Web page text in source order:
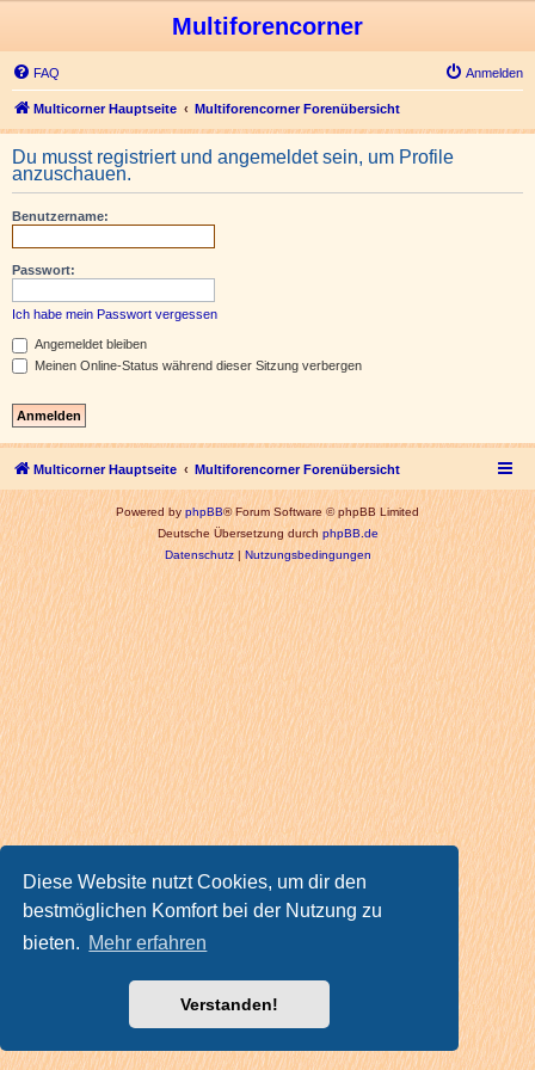
Diese Website nutzt Cookies, um dir den
bestmöglichen Komfort bei der Nutzung zu
bieten. Mehr erfahren
Verstanden!
Multiforencorner
FAQ Anmelden
Multicorner Hauptseite Multiforencorner Forenübersicht
Du musst registriert und angemeldet sein, um Profile
anzuschauen.
Benutzername:
Passwort:
Ich habe mein Passwort vergessen
Angemeldet bleiben
Meinen Online-Status während dieser Sitzung verbergen
Multicorner Hauptseite Multiforencorner Forenübersicht
Powered byphpBB® Forum Software © phpBB Limited
Deutsche Übersetzung durchphpBB.de
Datenschutz|Nutzungsbedingungen